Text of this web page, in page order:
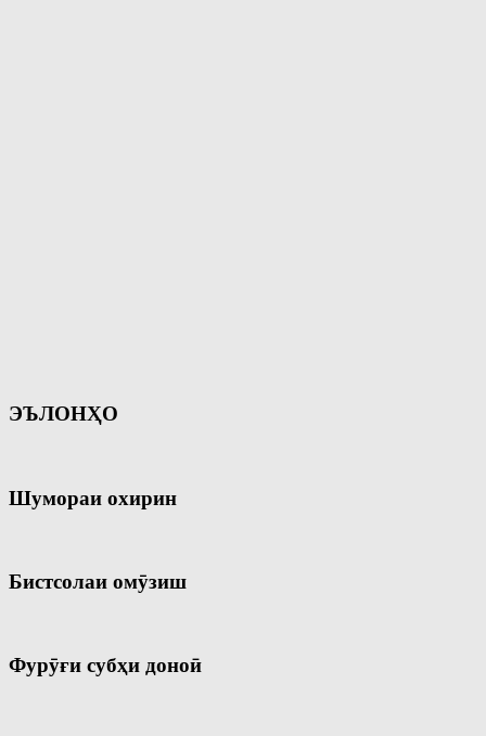
ЭЪЛОНҲО
Шумораи охирин
Бистсолаи омӯзиш
Фурӯғи субҳи доноӣ